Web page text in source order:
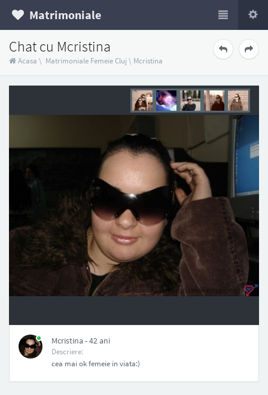
Matrimoniale
Chat cu Mcristina
Acasa \ Matrimoniale Femeie Cluj \ Mcristina
Mcristina - 42 ani
Descriere:
cea mai ok femeie in viata:)